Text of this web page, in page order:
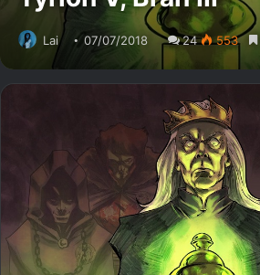
Lai 07/07/2018 24 553